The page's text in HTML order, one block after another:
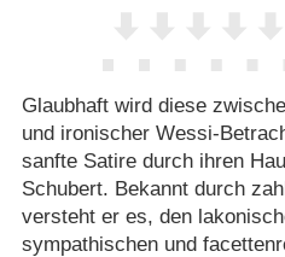
Glaubhaft wird diese
und ironischer Wessi-
sanfte Satire durch ihren
Schubert. Bekannt durch
versteht er es, den
sympathischen und